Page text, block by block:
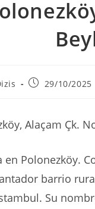
Publicación
29/10/2025
Alaçam Çk.
en Polonezköy.
barrio
Su